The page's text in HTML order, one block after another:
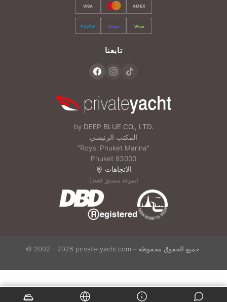
VISA AMEX
PayPal Stripe Wise
تابعنا
by DEEP BLUE CO., LTD.
المكتب الرئيسي
“Royal Phuket Marina”
Phuket 83000
الاتجاهات
(بموعد مسبق فقط)
© 2002 - 2026 private-yacht.com – جميع الحقوق محفوظة.